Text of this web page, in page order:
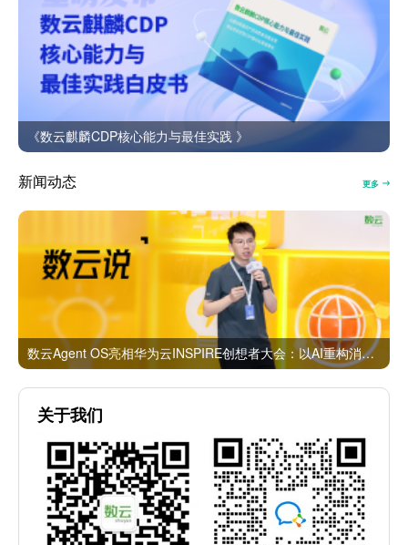
《数云麒麟CDP核心能力与最佳实践 》
新闻动态 更多
数云Agent OS亮相华为云INSPIRE创想者大会：以AI重构消费者运营与零售营销新范式
关于我们